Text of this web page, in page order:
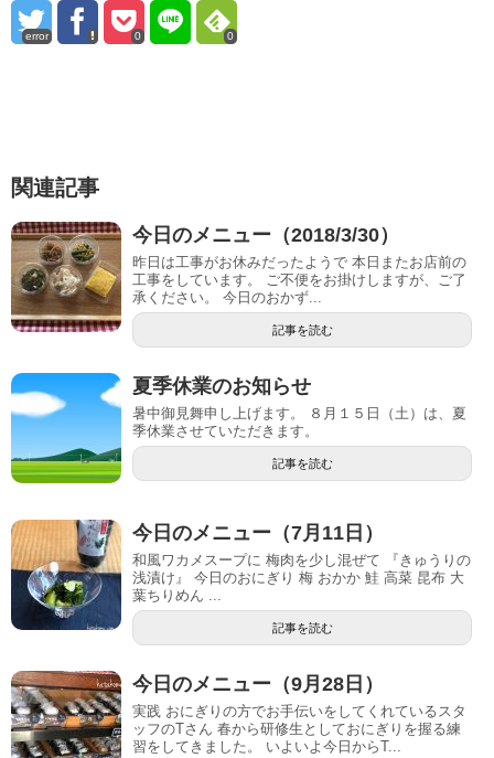
error 0 0
関連記事
今日のメニュー（2018/3/30）
昨日は工事がお休みだったようで 本日またお店前の
工事をしています。 ご不便をお掛けしますが、ご了
承ください。 今日のおかず...
記事を読む
夏季休業のお知らせ
暑中御見舞申し上げます。 ８月１５日（土）は、夏
季休業させていただきます。
記事を読む
今日のメニュー（7月11日）
和風ワカメスープに 梅肉を少し混ぜて 『きゅうりの
浅漬け』 今日のおにぎり 梅 おかか 鮭 高菜 昆布 大
葉ちりめん ...
記事を読む
今日のメニュー（9月28日）
実践 おにぎりの方でお手伝いをしてくれているスタ
ッフのTさん 春から研修生としておにぎりを握る練
習をしてきました。 いよいよ今日からT...